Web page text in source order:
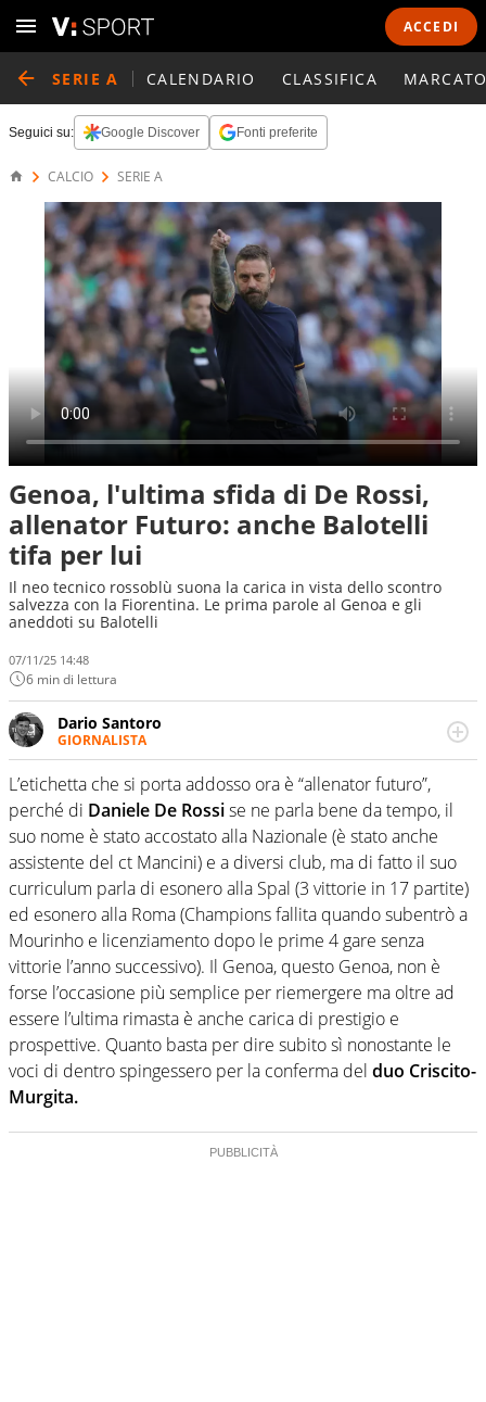
ACCEDI
SERIE A CALENDARIO CLASSIFICA
Seguici su: Google Discover Fonti preferite
CALCIO SERIE A
Genoa, l'ultima sfida di De Rossi,
allenator Futuro: anche Balotelli
tifa per lui
Il neo tecnico rossoblù suona la carica in vista dello scontro
salvezza con la Fiorentina. Le prima parole al Genoa e gli
aneddoti su Balotelli
07/11/25 14:48
6 min di lettura
Dario Santoro
GIORNALISTA
Scrive, commenta, racconta lo sport in tutte le
sfaccettature. Tocca l'apice quando ha modo di
concentrarsi sulle interviste ai grandi protagonisti
L’etichetta che si porta addosso ora è “allenator futuro”,
perché di Daniele De Rossise ne parla bene da tempo, il
suo nome è stato accostato alla Nazionale (è stato anche
assistente del ct Mancini) e a diversi club, ma di fatto il suo
curriculum parla di esonero alla Spal (3 vittorie in 17 partite)
ed esonero alla Roma (Champions fallita quando subentrò a
Mourinho e licenziamento dopo le prime 4 gare senza
vittorie l’anno successivo). Il Genoa, questo Genoa, non è
forse l’occasione più semplice per riemergere ma oltre ad
essere l’ultima rimasta è anche carica di prestigio e
prospettive. Quanto basta per dire subito sì nonostante le
voci di dentro spingessero per la conferma del duo Criscito-
Murgita.